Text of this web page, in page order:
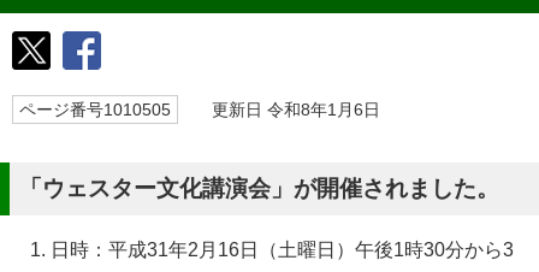
ページ番号1010505 更新日 令和8年1月6日
「ウェスター文化講演会」が開催されました。
日時：平成31年2月16日（土曜日）午後1時30分から3